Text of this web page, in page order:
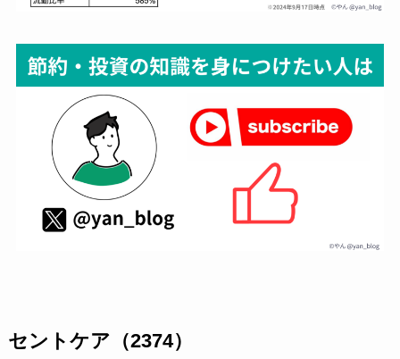
セントケア（2374）